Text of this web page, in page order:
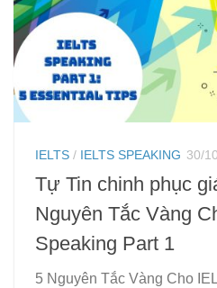
IELTS / IELTS SPEAKING 30/
Tự Tin chinh phục
Nguyên Tắc Vàng
Speaking Part 1
5 Nguyên Tắc Vàng Cho